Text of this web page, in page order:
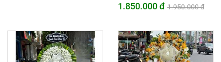
1.850.000 đ 1.950.000 đ